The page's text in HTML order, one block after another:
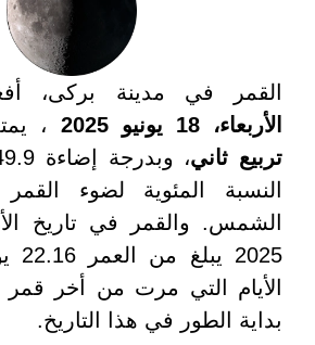
القمر في مدينة برکی،
الأربعاء، 18 يونيو 2025
،
تربيع ثاني
النسبة المئوية لضوء
الأيام التي مرت من أخر
بداية الطور في هذا التاريخ.